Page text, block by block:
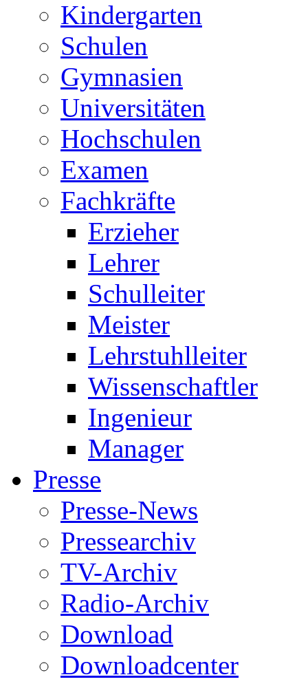
Kindergarten
Schulen
Gymnasien
Universitäten
Hochschulen
Examen
Fachkräfte
Erzieher
Lehrer
Schulleiter
Meister
Lehrstuhlleiter
Wissenschaftler
Ingenieur
Manager
Presse
Presse-News
Pressearchiv
TV-Archiv
Radio-Archiv
Download
Downloadcenter